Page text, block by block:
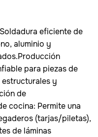
eficiente de
aluminio y
para piezas de
y
de
cocina: Permite una
(tarjas/piletas),
de láminas